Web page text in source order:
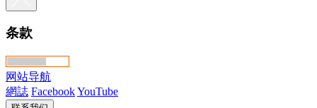
条款
网站导航
網誌 FacebookYouTube